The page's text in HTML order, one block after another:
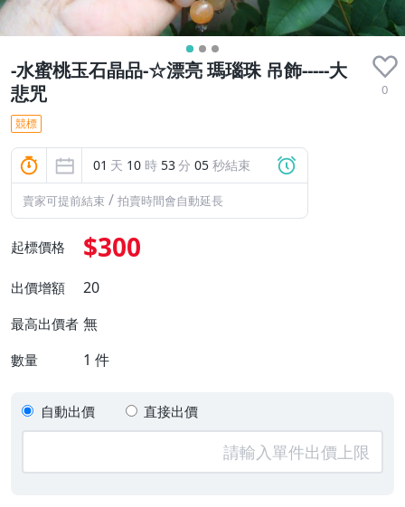
-水蜜桃玉石晶品-☆漂亮 瑪瑙珠 吊飾-----大
悲咒
0
競標
01 天 10 時 53分 04 秒結束
賣家可提前結束 / 拍賣時間會自動延長
起標價格 $300
出價增額 20
最高出價者 無
數量 1 件
自動出價 直接出價